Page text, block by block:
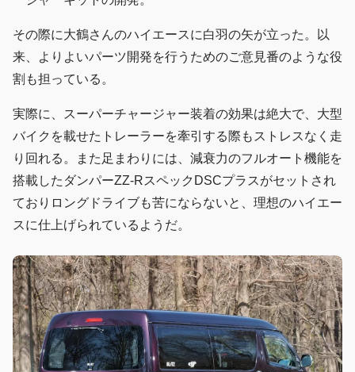
その際に大鶴さんのハイエースに白羽の矢が立った。以
来、よりよいパーツ開発を行うためのご意見番のような役
割も担っている。
実際に、スーパーチャージャー装着の効果は絶大で、大型
バイクを載せたトレーラーを牽引する際もストレスなく走
り回れる。また足まわりには、減衰力のフルオート機能を
搭載したダンパーZZ-RスペックDSCプラスがセットされ
ておりロングドライブも苦にならないと、理想のハイエー
スに仕上げられているようだ。